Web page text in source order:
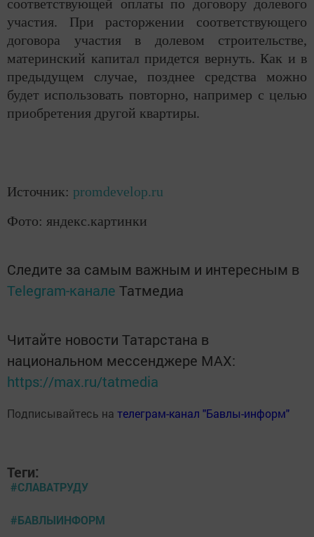
соответствующей оплаты по договору долевого
участия. При расторжении соответствующего
договора участия в долевом строительстве,
материнский капитал придется вернуть. Как и в
предыдущем случае, позднее средства можно
будет использовать повторно, например с целью
приобретения другой квартиры.
Источник: promdevelop.ru
Фото: яндекс.картинки
Следите за самым важным и интересным в
Telegram-канале Татмедиа
Читайте новости Татарстана в
национальном мессенджере MАХ:
https://max.ru/tatmedia
Подписывайтесь на телеграм-канал "Бавлы-информ"
Теги:
#СЛАВАТРУДУ
#БАВЛЫИНФОРМ